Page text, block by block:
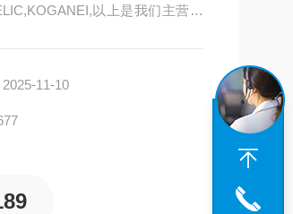
以上是我们主营品
11-10